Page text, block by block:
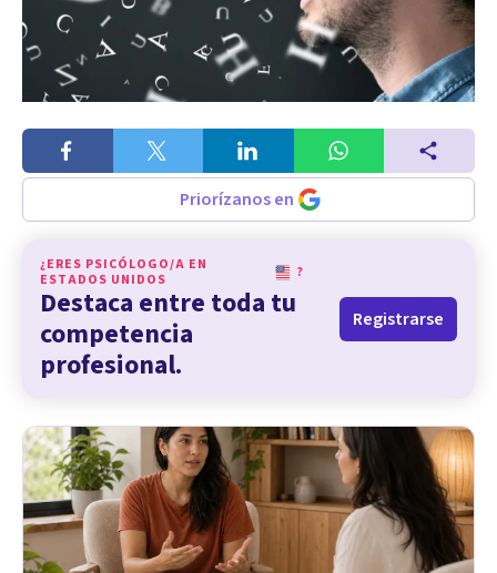
Priorízanos en
¿ERES PSICÓLOGO/A EN
ESTADOS UNIDOS
?
Destaca entre toda tu
competencia
profesional.
Registrarse